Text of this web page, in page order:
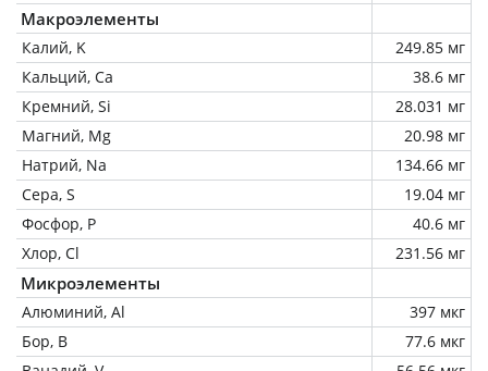
Макроэлементы
Калий, K
249.85 мг
Кальций, Ca
38.6 мг
Кремний, Si
28.031 мг
Магний, Mg
20.98 мг
Натрий, Na
134.66 мг
Сера, S
19.04 мг
Фосфор, P
40.6 мг
Хлор, Cl
231.56 мг
Микроэлементы
Алюминий, Al
397 мкг
Бор, B
77.6 мкг